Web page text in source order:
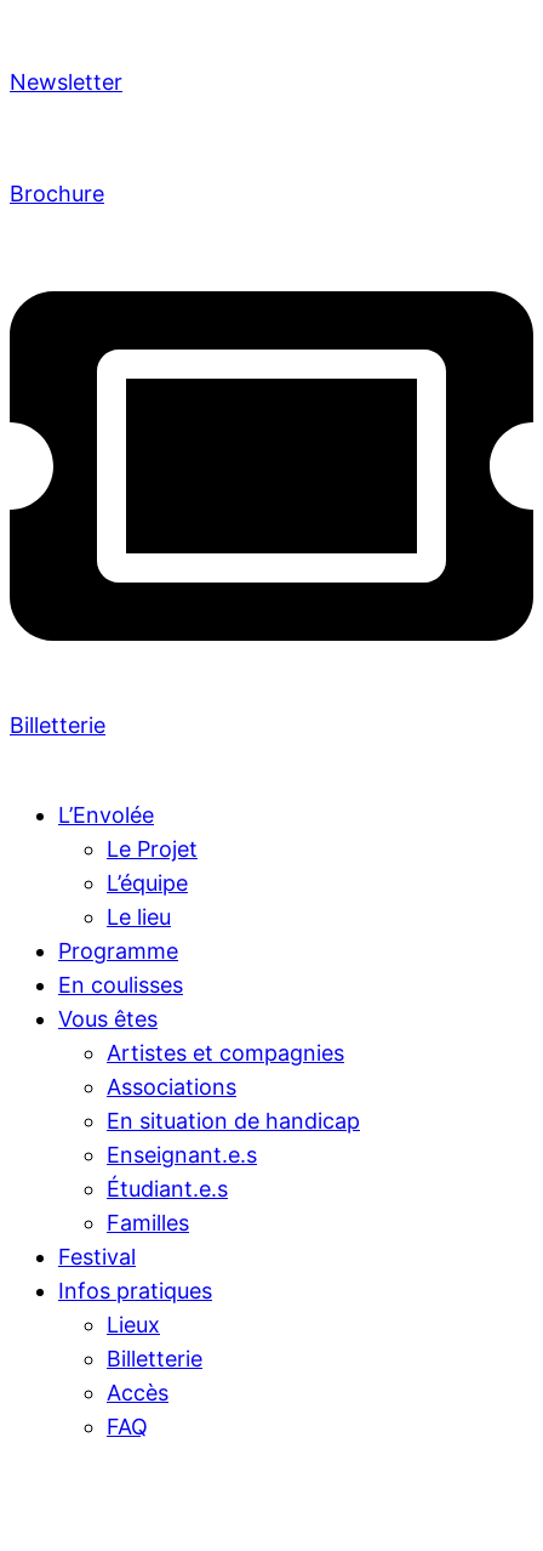
Newsletter
Brochure
Billetterie
L’Envolée
Le Projet
L’équipe
Le lieu
Programme
En coulisses
Vous êtes
Artistes et compagnies
Associations
En situation de handicap
Enseignant.e.s
Étudiant.e.s
Familles
Festival
Infos pratiques
Lieux
Billetterie
Accès
FAQ